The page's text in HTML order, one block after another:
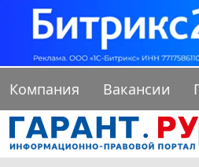
Компания Вакансии